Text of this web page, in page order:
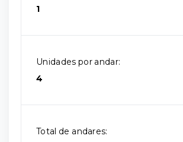
1
Unidades por andar:
4
Total de andares: